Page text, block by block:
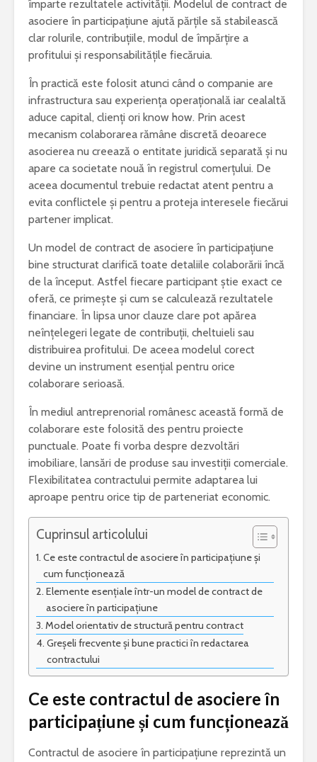
împarte rezultatele activității. Modelul de contract de
asociere în participațiune ajută părțile să stabilească
clar rolurile, contribuțiile, modul de împărțire a
profitului și responsabilitățile fiecăruia.
În practică este folosit atunci când o companie are
infrastructura sau experiența operațională iar cealaltă
aduce capital, clienți ori know how. Prin acest
mecanism colaborarea rămâne discretă deoarece
asocierea nu creează o entitate juridică separată și nu
apare ca societate nouă în registrul comerțului. De
aceea documentul trebuie redactat atent pentru a
evita conflictele și pentru a proteja interesele fiecărui
partener implicat.
Un model de contract de asociere în participațiune
bine structurat clarifică toate detaliile colaborării încă
de la început. Astfel fiecare participant știe exact ce
oferă, ce primește și cum se calculează rezultatele
financiare. În lipsa unor clauze clare pot apărea
neînțelegeri legate de contribuții, cheltuieli sau
distribuirea profitului. De aceea modelul corect
devine un instrument esențial pentru orice
colaborare serioasă.
În mediul antreprenorial românesc această formă de
colaborare este folosită des pentru proiecte
punctuale. Poate fi vorba despre dezvoltări
imobiliare, lansări de produse sau investiții comerciale.
Flexibilitatea contractului permite adaptarea lui
aproape pentru orice tip de parteneriat economic.
Cuprinsul articolului
Ce este contractul de asociere în participațiune și
cum funcționează
Elemente esențiale într-un model de contract de
asociere în participațiune
Model orientativ de structură pentru contract
Greșeli frecvente și bune practici în redactarea
contractului
Ce este contractul de asociere în
participațiune și cum funcționează
Contractul de asociere în participațiune reprezintă un
există această zi și
care este mesajul
transmis la nivel
global
Cele mai
și cum
prevenite
Sorescu – opera ce
a schimbat
percepția asupra
teatrului
Esti pasionat de muzica? Invata un
instrument care ti se potriveste
Text argumentativ despre iubire
NUVELA REALISTA
CU ELEMENTE DE
PSIHOLOGICA -MOARA
NOROC – Ioan Slavici